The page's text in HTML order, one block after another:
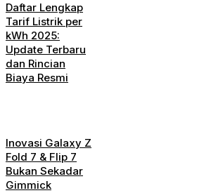
Daftar Lengkap
Tarif Listrik per
kWh 2025:
Update Terbaru
dan Rincian
Biaya Resmi
Inovasi Galaxy Z
Fold 7 & Flip 7
Bukan Sekadar
Gimmick